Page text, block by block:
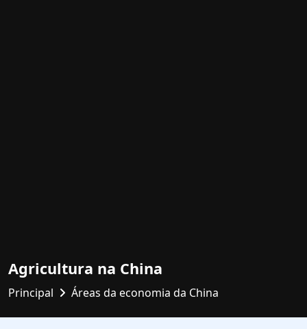
Agricultura na China
Principal Áreas da economia da China